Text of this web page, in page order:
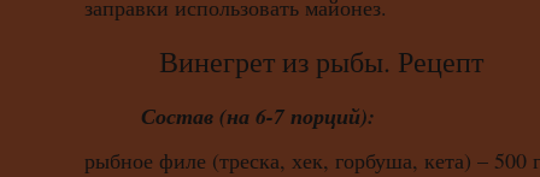
заправки использовать майонез.
Винегрет из рыбы. Рецепт
Состав (на 6-7 порций):
рыбное филе (треска, хек, горбуша, кета) – 500